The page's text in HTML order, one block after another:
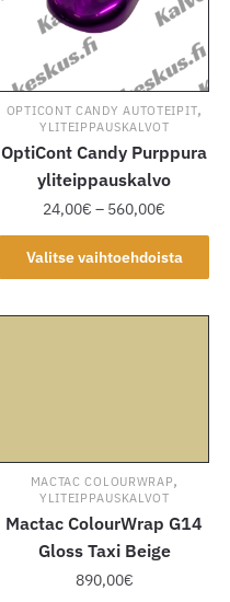
OPTICONT CANDY AUTOTEIPIT,
YLITEIPPAUSKALVOT
OptiCont Candy Purppura
yliteippauskalvo
24,00€ – 560,00€
24,00€
-
560,00€
Valitse vaihtoehdoista
Tällä
tuotteella
tuotteen
sivulla.
MACTAC COLOURWRAP,
YLITEIPPAUSKALVOT
Mactac ColourWrap G14
Gloss Taxi Beige
890,00€